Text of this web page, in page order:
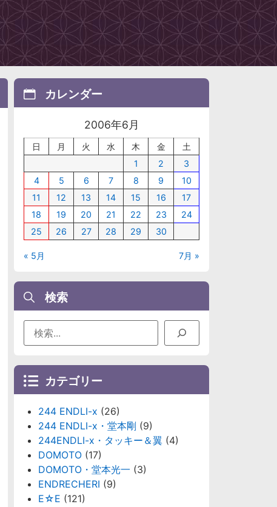
カレンダー
2006年6月
日 月 火 水 木 金
土
1
2
3
4
5 6 7 8 9
10
11
12 13 14 15 16
17
18
19 20 21 22 23
24
25
26 27 28 29 30
« 5月 7月 »
検索
カテゴリー
244 ENDLI-x (26)
244 ENDLI-x・堂本剛 (9)
244ENDLI-x・タッキー＆翼 (4)
DOMOTO (17)
DOMOTO・堂本光一 (3)
ENDRECHERI (9)
E☆E (121)